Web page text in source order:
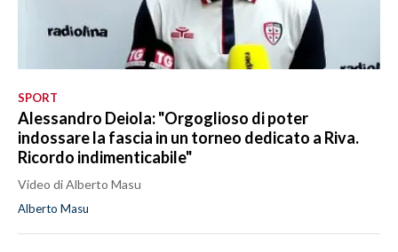
SPORT
Alessandro Deiola: "Orgoglioso di poter
indossare la fascia in un torneo dedicato a Riva.
Ricordo indimenticabile"
Video di Alberto Masu
Alberto Masu